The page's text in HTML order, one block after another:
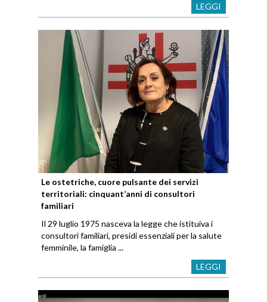
LEGGI
Le ostetriche, cuore pulsante dei servizi
territoriali: cinquant’anni di consultori
familiari
Il 29 luglio 1975 nasceva la legge che istituiva i
consultori familiari, presidi essenziali per la salute
femminile, la famiglia ...
LEGGI